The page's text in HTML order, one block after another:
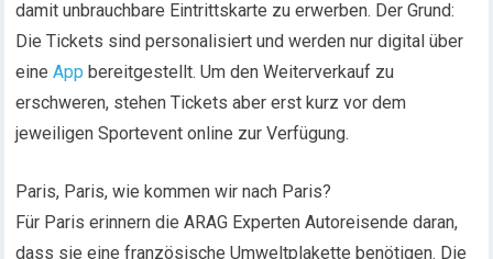
damit unbrauchbare Eintrittskarte zu erwerben. Der Grund:
Die Tickets sind personalisiert und werden nur digital über
eineApp bereitgestellt. Um den Weiterverkauf zu
erschweren, stehen Tickets aber erst kurz vor dem
jeweiligen Sportevent online zur Verfügung.
Paris, Paris, wie kommen wir nach Paris?
Für Paris erinnern die ARAG Experten Autoreisende daran,
dass sie eine französische Umweltplakette benötigen. Die